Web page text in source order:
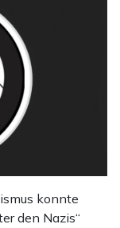
konnte
den Nazis“